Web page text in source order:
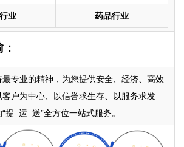
业 药品行业
：
专业的精神，为您提供安全、经济、高效
客户为中心、以信誉求生存、以服务求发
提–运–送”全方位一站式服务。